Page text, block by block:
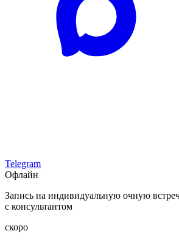
Telegram
Офлайн
Запись на индивидуальную очную
с консультантом
скоро